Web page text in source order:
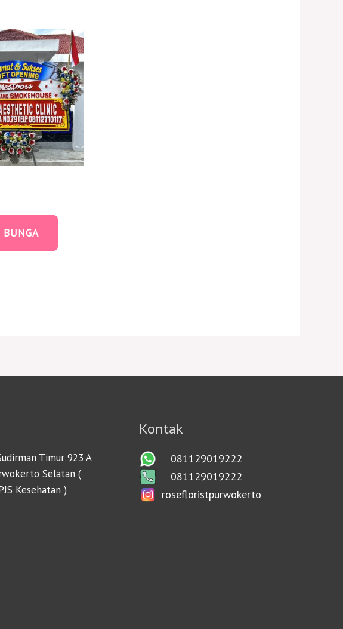
BUNGA
Timur 923 A
Selatan (
Kesehatan )
Kontak
081129019222
081129019222
rosefloristpurwokerto